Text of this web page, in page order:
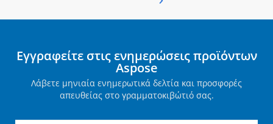
Εγγραφείτε στις ενημερώσεις προϊόντων
Aspose
Λάβετε μηνιαία ενημερωτικά δελτία και προσφορές
απευθείας στο γραμματοκιβώτιό σας.